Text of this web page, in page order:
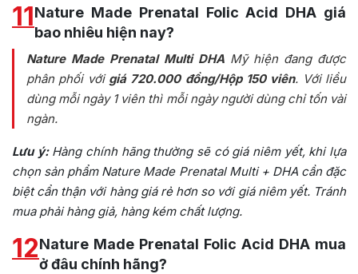
11Nature Made Prenatal Folic Acid DHA giá
bao nhiêu hiện nay?
Nature Made Prenatal Multi DHA Mỹ hiện đang được
phân phối với giá 720.000 đồng/Hộp 150 viên. Với liều
dùng mỗi ngày 1 viên thì mỗi ngày người dùng chỉ tốn vài
ngàn.
Lưu ý:Hàng chính hãng thường sẽ có giá niêm yết, khi lựa
chọn sản phẩm Nature Made Prenatal Multi + DHA cần đặc
biệt cẩn thận với hàng giá rẻ hơn so với giá niêm yết. Tránh
mua phải hàng giả, hàng kém chất lượng.
12Nature Made Prenatal Folic Acid DHA mua
ở đâu chính hãng?